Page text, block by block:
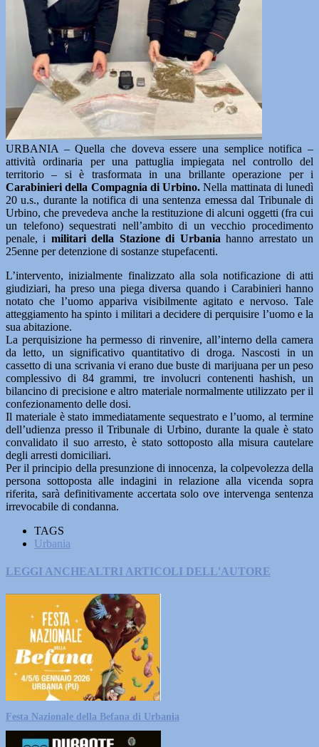
URBANIA – Quella che doveva essere una semplice notifica –
attività ordinaria per una pattuglia impiegata nel controllo del
territorio – si è trasformata in una brillante operazione per i
Carabinieri della Compagnia di Urbino.Nella mattinata di lunedì
20 u.s., durante la notifica di una sentenza emessa dal Tribunale di
Urbino, che prevedeva anche la restituzione di alcuni oggetti (fra cui
un telefono) sequestrati nell’ambito di un vecchio procedimento
penale, i militari della Stazione di Urbania hanno arrestato un
25enne per detenzione di sostanze stupefacenti.
L’intervento, inizialmente finalizzato alla sola notificazione di atti
giudiziari, ha preso una piega diversa quando i Carabinieri hanno
notato che l’uomo appariva visibilmente agitato e nervoso. Tale
atteggiamento ha spinto i militari a decidere di perquisire l’uomo e la
sua abitazione.
La perquisizione ha permesso di rinvenire, all’interno della camera
da letto, un significativo quantitativo di droga. Nascosti in un
cassetto di una scrivania vi erano due buste di marijuana per un peso
complessivo di 84 grammi, tre involucri contenenti hashish, un
bilancino di precisione e altro materiale normalmente utilizzato per il
confezionamento delle dosi.
Il materiale è stato immediatamente sequestrato e l’uomo, al termine
dell’udienza presso il Tribunale di Urbino, durante la quale è stato
convalidato il suo arresto, è stato sottoposto alla misura cautelare
degli arresti domiciliari.
Per il principio della presunzione di innocenza, la colpevolezza della
persona sottoposta alle indagini in relazione alla vicenda sopra
riferita, sarà definitivamente accertata solo ove intervenga sentenza
irrevocabile di condanna.
TAGS
Urbania
LEGGI ANCHEALTRI ARTICOLI DELL'AUTORE
Festa Nazionale della Befana di Urbania